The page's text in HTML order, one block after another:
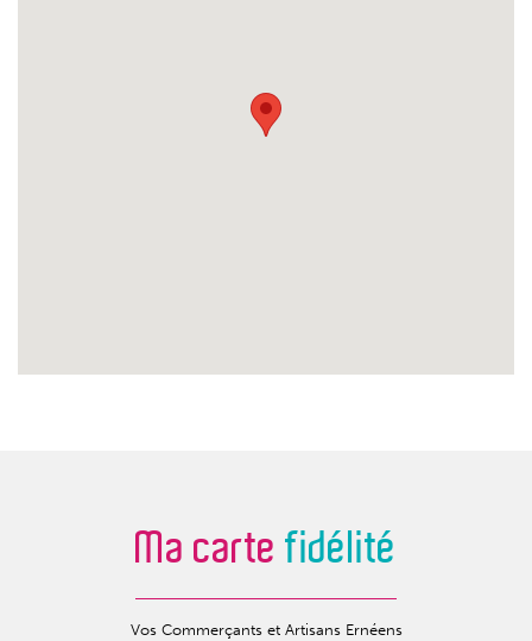
Ma carte fidélité
Vos Commerçants et Artisans Ernéens